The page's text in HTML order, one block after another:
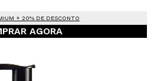
+ 20% DE DESCONTO
AGORA